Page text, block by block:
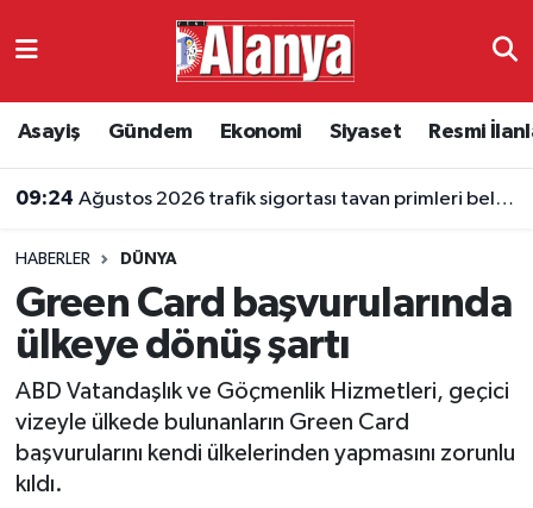
Asayiş Gündem Ekonomi Siyaset Resmi
09:24 Ağustos 2026 trafik sigortası tavan primleri belli oldu
HABERLER DÜNYA
Green Card başvurularında
ülkeye dönüş şartı
ABD Vatandaşlık ve Göçmenlik Hizmetleri, geçici
vizeyle ülkede bulunanların Green Card
başvurularını kendi ülkelerinden yapmasını zorunlu
kıldı.
Ekonomi
Resmi İlanlar
Alanyaspor
Turizm
Antalya Namaz Vakitleri
Süper Lig Puan Durumu ve Fikstür
Tüm Manşetler
Son Dakika Haberleri